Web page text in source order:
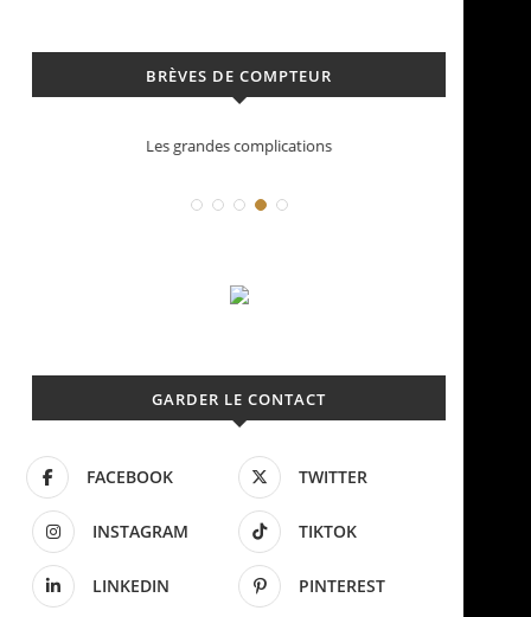
BRÈVES DE COMPTEUR
Les grandes complications
GARDER LE CONTACT
FACEBOOK TWITTER
INSTAGRAM TIKTOK
LINKEDIN PINTEREST